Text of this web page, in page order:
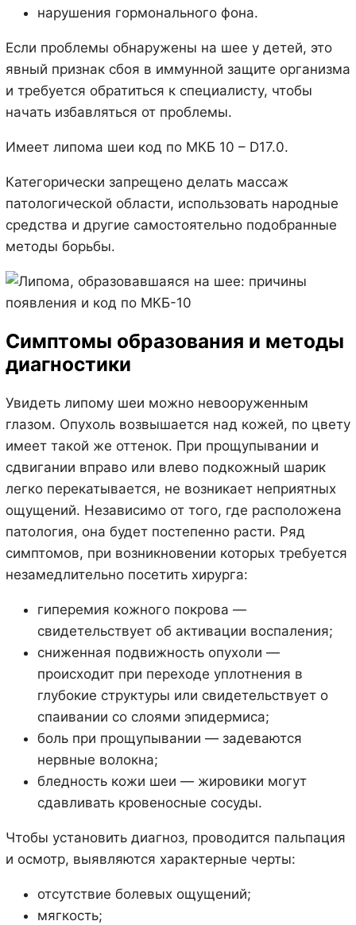
нарушения гормонального фона.
Если проблемы обнаружены на шее у детей, это
явный признак сбоя в иммунной защите организма
и требуется обратиться к специалисту, чтобы
начать избавляться от проблемы.
Имеет липома шеи код по МКБ 10 – D17.0.
Категорически запрещено делать массаж
патологической области, использовать народные
средства и другие самостоятельно подобранные
методы борьбы.
Симптомы образования и методы
диагностики
Увидеть липому шеи можно невооруженным
глазом. Опухоль возвышается над кожей, по цвету
имеет такой же оттенок. При прощупывании и
сдвигании вправо или влево подкожный шарик
легко перекатывается, не возникает неприятных
ощущений. Независимо от того, где расположена
патология, она будет постепенно расти. Ряд
симптомов, при возникновении которых требуется
незамедлительно посетить хирурга:
гиперемия кожного покрова —
свидетельствует об активации воспаления;
сниженная подвижность опухоли —
происходит при переходе уплотнения в
глубокие структуры или свидетельствует о
спаивании со слоями эпидермиса;
боль при прощупывании — задеваются
нервные волокна;
бледность кожи шеи — жировики могут
сдавливать кровеносные сосуды.
Чтобы установить диагноз, проводится пальпация
и осмотр, выявляются характерные черты:
отсутствие болевых ощущений;
мягкость;